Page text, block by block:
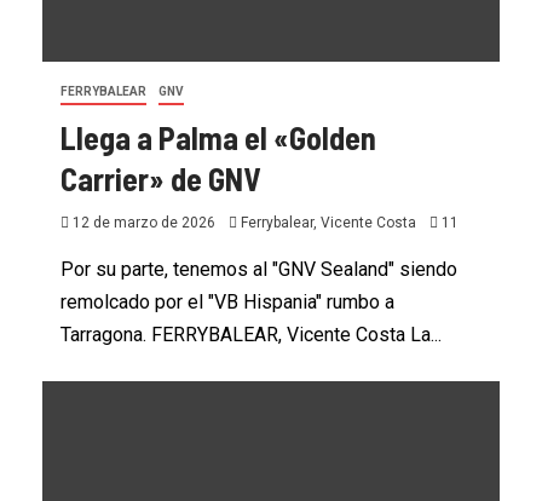
FERRYBALEAR GNV
Llega a Palma el «Golden
Carrier» de GNV
12 de marzo de 2026 Ferrybalear, Vicente Costa 11
Por su parte, tenemos al "GNV Sealand" siendo
remolcado por el "VB Hispania" rumbo a
Tarragona. FERRYBALEAR, Vicente Costa La...